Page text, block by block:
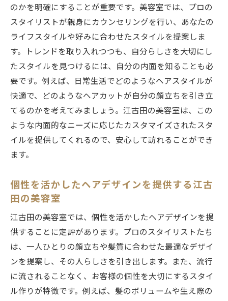
のかを明確にすることが重要です。美容室では、プロの
スタイリストが親身にカウンセリングを行い、あなたの
ライフスタイルや好みに合わせたスタイルを提案しま
す。トレンドを取り入れつつも、自分らしさを大切にし
たスタイルを見つけるには、自分の内面を知ることも必
要です。例えば、日常生活でどのようなヘアスタイルが
快適で、どのようなヘアカットが自分の顔立ちを引き立
てるのかを考えてみましょう。江古田の美容室は、この
ような内面的なニーズに応じたカスタマイズされたスタ
イルを提供してくれるので、安心して訪れることができ
ます。
個性を活かしたヘアデザインを提供する江古
田の美容室
江古田の美容室では、個性を活かしたヘアデザインを提
供することに定評があります。プロのスタイリストたち
は、一人ひとりの顔立ちや髪質に合わせた最適なデザイ
ンを提案し、その人らしさを引き出します。また、流行
に流されることなく、お客様の個性を大切にするスタイ
ル作りが特徴です。例えば、髪のボリュームや生え際の